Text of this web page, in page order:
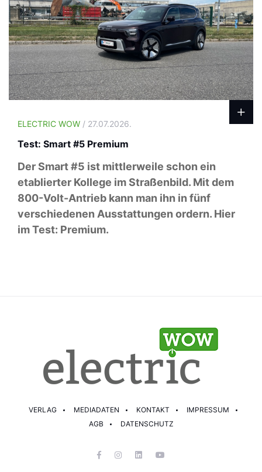
ELECTRIC WOW / 27.07.2026.
Test: Smart #5 Premium
Der Smart #5 ist mittlerweile schon ein
etablierter Kollege im Straßenbild. Mit dem
800-Volt-Antrieb kann man ihn in fünf
verschiedenen Ausstattungen ordern. Hier
im Test: Premium.
VERLAG MEDIADATEN KONTAKT
IMPRESSUM
AGB
DATENSCHUTZ